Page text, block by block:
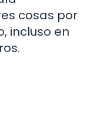
cosas por
incluso en